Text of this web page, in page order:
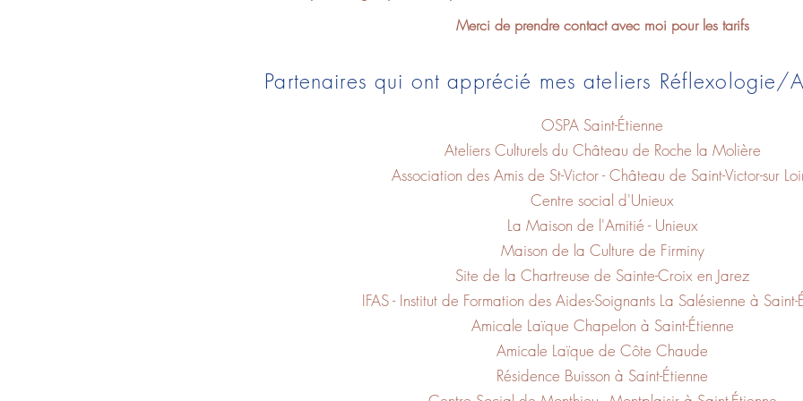
Merci de prendre contact avec moi pour les tarifs
Partenaires qui ont apprécié mes ateliers Réflexologie/
OSPA Saint-Étienne
Ateliers Culturels du Château de Roche la Molière
Association des Amis de St-Victor - Château de Saint-Victor-sur
Centre social d'Unieux
La Maison de l'Amitié - Unieux
Maison de la Culture de Firminy
Site de la Chartreuse de Sainte-Croix en Jarez
IFAS - Institut de Formation des Aides-Soignants La Salésienne à Saint-
Amicale Laïque Chapelon à Saint-Étienne
Amicale Laïque de Côte Chaude
Résidence Buisson à Saint-Étienne